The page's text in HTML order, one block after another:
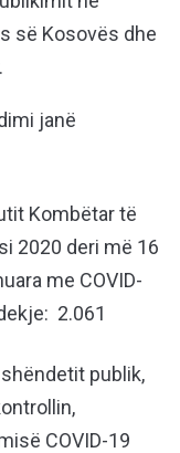
së Kosovës dhe
janë
Kombëtar të
2020 deri më 16
me COVID-
2.061
publik,
COVID-19